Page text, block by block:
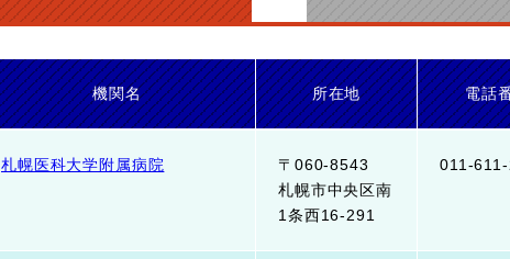
機関名 所在地 電話
札幌医科大学附属病院
〒060-8543
札幌市中央区南
1条西16-291
011-611-